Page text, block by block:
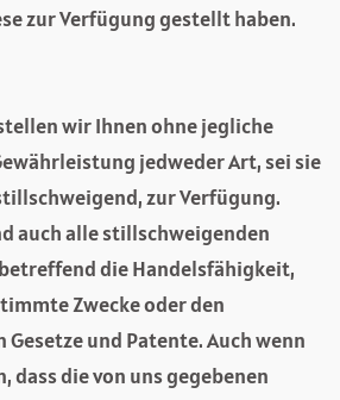
zur Verfügung gestellt haben.
wir Ihnen ohne jegliche
jedweder Art, sei sie
zur Verfügung.
auch alle stillschweigenden
die Handelsfähigkeit,
Zwecke oder den
und Patente. Auch wenn
dass die von uns gegebenen